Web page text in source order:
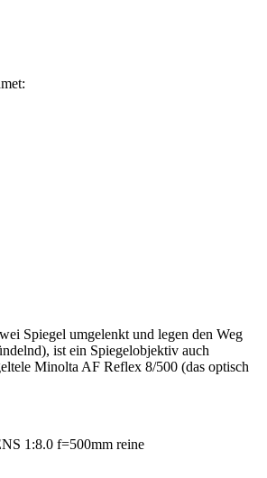
Spiegel umgelenkt und legen den Weg
ist ein Spiegelobjektiv auch
Minolta AF Reflex 8/500 (das optisch
1:8.0 f=500mm reine